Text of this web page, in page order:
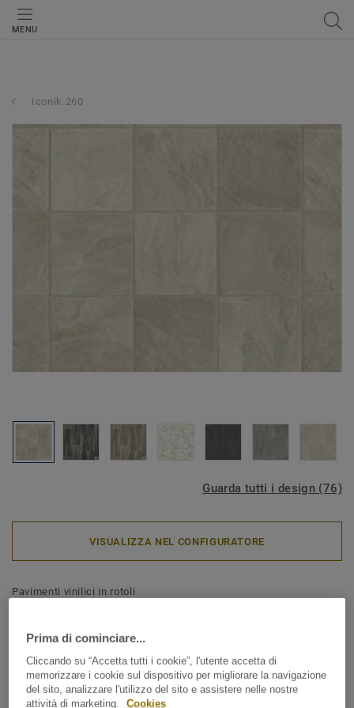
MENU
Iconik 260
Guarda tutti i design (76)
VISUALIZZA NEL CONFIGURATORE
Pavimenti vinilici in rotoli
legno, ceramica e con disegni grafici per rispondere alla
diverse esigenze della casa. La collezione assicura
un'elevata resistenza all'usura quotidiana ed un
Prima di cominciare...
Cliccando su “Accetta tutti i cookie”, l'utente accetta di
memorizzare i cookie sul dispositivo per migliorare la navigazione
del sito, analizzare l'utilizzo del sito e assistere nelle nostre
attività di marketing.
Cookies